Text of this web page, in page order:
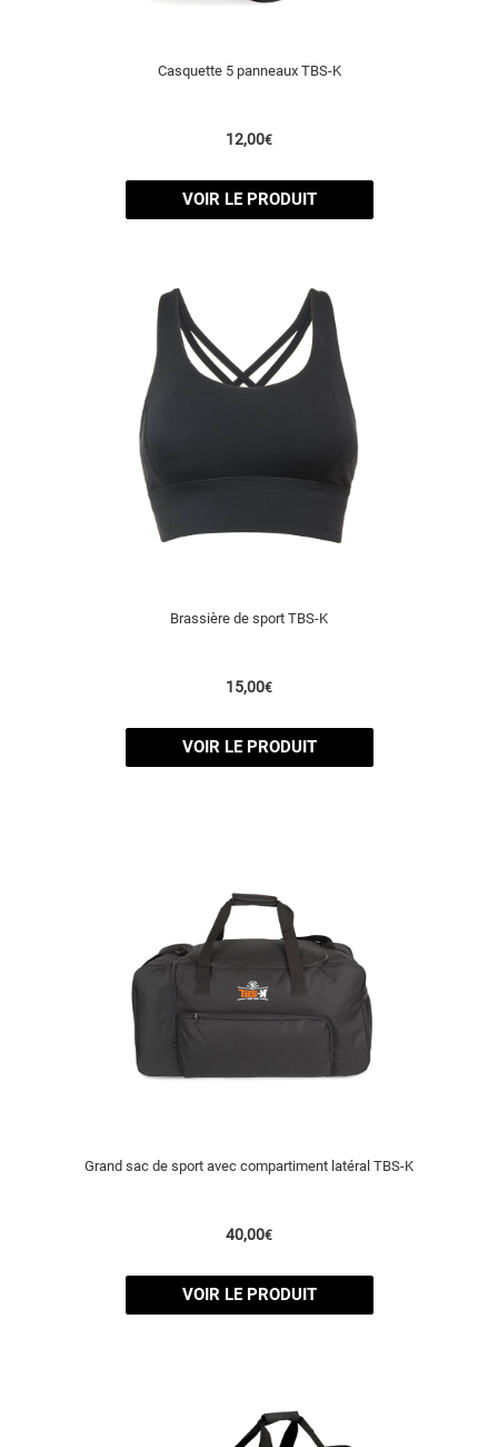
Casquette 5 panneaux TBS-K
12,00€
VOIR LE PRODUIT
Brassière de sport TBS-K
15,00€
VOIR LE PRODUIT
Grand sac de sport avec compartiment latéral TBS-K
40,00€
VOIR LE PRODUIT